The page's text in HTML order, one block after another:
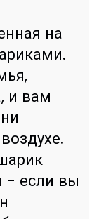
на
и вам
- если вы